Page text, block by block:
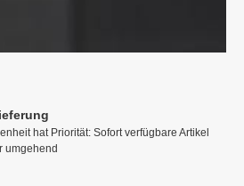
hat Priorität: Sofort verfügbare Artikel
umgehend